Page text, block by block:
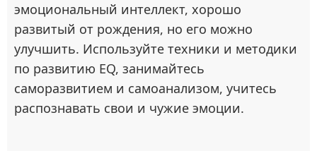
эмоциональный интеллект, хорошо
развитый от рождения, но его можно
улучшить. Используйте техники и методики
по развитию EQ, занимайтесь
саморазвитием и самоанализом, учитесь
распознавать свои и чужие эмоции.